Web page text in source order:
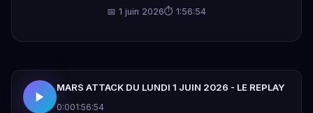
📅 1 juin 2026⏱ 1:56:54
MARS ATTACK DU LUNDI 1 JUIN 2026 - LE REPLAY
0:001:56:54